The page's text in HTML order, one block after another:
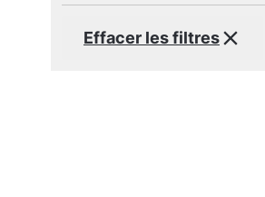
Effacer les filtres